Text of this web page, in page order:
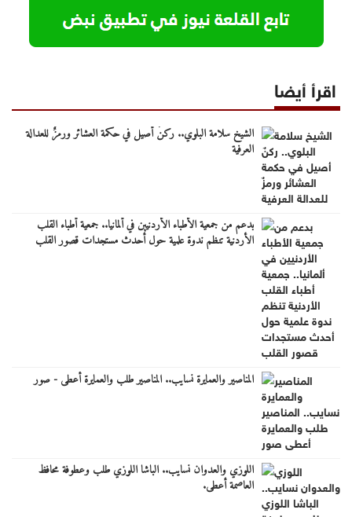
اقرأ أيضا
الشيخ سلامة البلوي.. ركنٌ أصيل في حكمة العشائر ورمزٌ للعدالة
العرفية
بدعم من جمعية الأطباء الأردنيين في ألمانيا.. جمعية أطباء القلب
الأردنية تنظم ندوة علمية حول أحدث مستجدات قصور القلب
المناصير والعمايرة نسايب.. المناصير طلب والعمايرة أعطى - صور
اللوزي والعدوان نسايب.. الباشا اللوزي طلب وعطوفة محافظ
العاصمة أعطى.